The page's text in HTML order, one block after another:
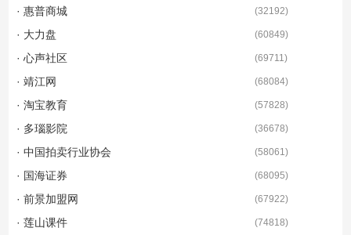
· 惠普商城 (32192)
· 大力盘 (60849)
· 心声社区 (69711)
· 靖江网 (68084)
· 淘宝教育 (57828)
· 多瑙影院 (36678)
· 中国拍卖行业协会 (58061)
· 国海证券 (68095)
· 前景加盟网 (67922)
· 莲山课件 (74818)